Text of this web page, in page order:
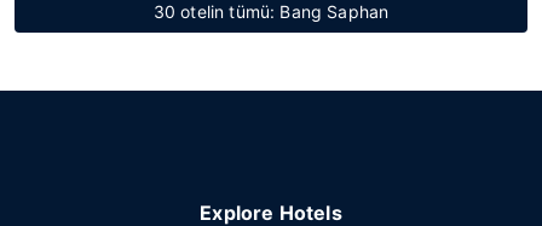
30 otelin tümü: Bang Saphan
Explore Hotels